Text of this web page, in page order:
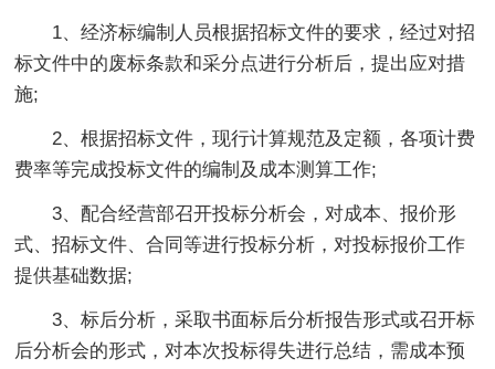
1、经济标编制人员根据招标文件的要求，经过对招
标文件中的废标条款和采分点进行分析后，提出应对措
施;
2、根据招标文件，现行计算规范及定额，各项计费
费率等完成投标文件的编制及成本测算工作;
3、配合经营部召开投标分析会，对成本、报价形
式、招标文件、合同等进行投标分析，对投标报价工作
提供基础数据;
3、标后分析，采取书面标后分析报告形式或召开标
后分析会的形式，对本次投标得失进行总结，需成本预